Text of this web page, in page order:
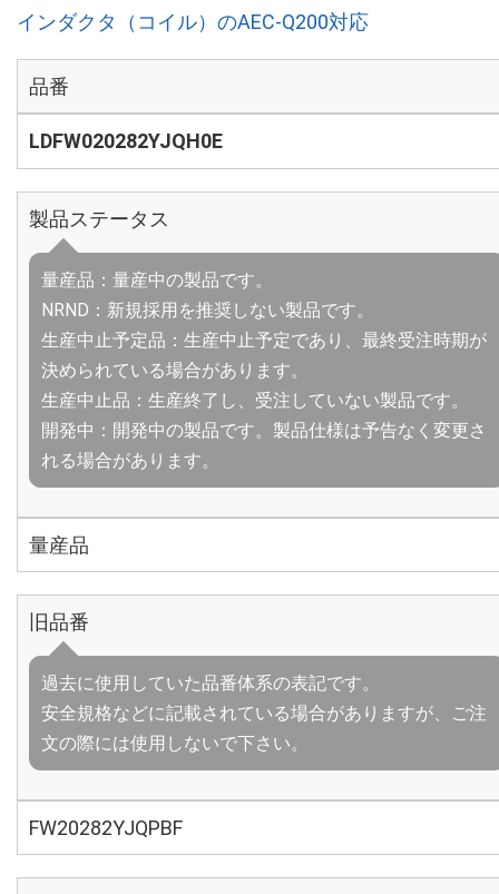
インダクタ（コイル）のAEC-Q200対応
品番
LDFW020282YJQH0E
製品ステータス
量産品：量産中の製品です。
NRND：新規採用を推奨しない製品です。
生産中止予定品：生産中止予定であり、最終受注時期が
決められている場合があります。
生産中止品：生産終了し、受注していない製品です。
開発中：開発中の製品です。製品仕様は予告なく変更さ
れる場合があります。
量産品
旧品番
過去に使用していた品番体系の表記です。
安全規格などに記載されている場合がありますが、ご注
文の際には使用しないで下さい。
FW20282YJQPBF